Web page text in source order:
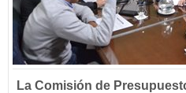
La Comisión de